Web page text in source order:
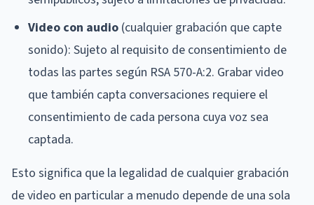
Video con audio (cualquier grabación que capte
sonido): Sujeto al requisito de consentimiento de
todas las partes según RSA 570-A:2. Grabar video
que también capta conversaciones requiere el
consentimiento de cada persona cuya voz sea
captada.
Esto significa que la legalidad de cualquier grabación
de video en particular a menudo depende de una sola